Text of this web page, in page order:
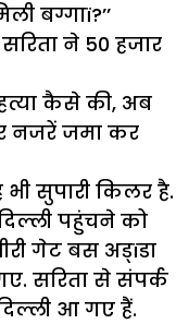
बग्गाï?’’
ने 50 हजार
कैसे की, अब
नजरें जमा कर
सुपारी किलर है.
पहुंचने को
गेट बस अड्ïडा
सरिता से संपर्क
आ गए हैं.